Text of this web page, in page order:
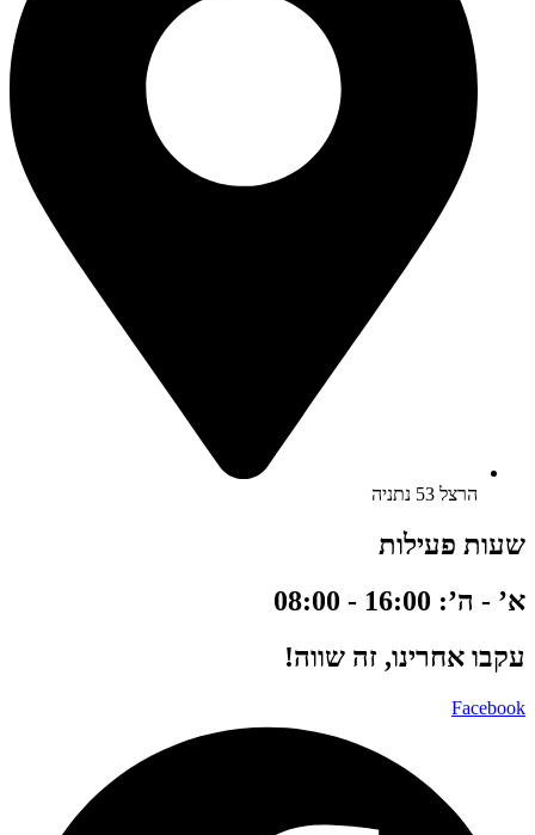
הרצל 53 נתניה
שעות פעילות
א’ - ה’: 16:00 - 08:00
עקבו אחרינו, זה שווה!
Facebook